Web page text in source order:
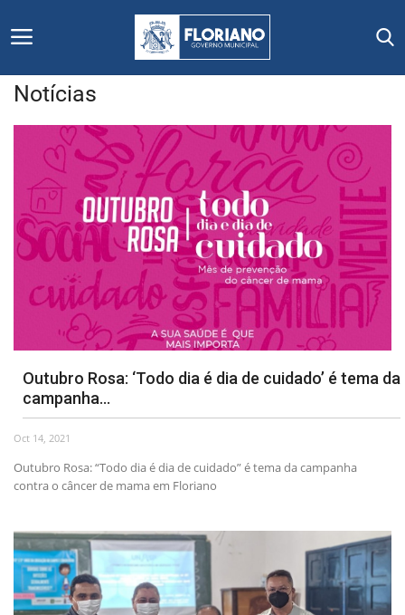
Início
Editais
Floriano
Secretarias e Órgãos
Mural de Licitações
Notícias
Vídeos
Webmail
Contato
Notícias
Outubro Rosa: ‘Todo dia é dia de cuidado’ é tema da
campanha...
Oct 14, 2021
Outubro Rosa: “Todo dia é dia de cuidado” é tema da campanha
contra o câncer de mama em Floriano